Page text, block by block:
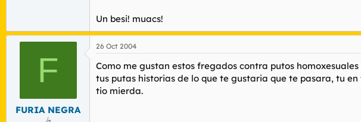
Un besi! muacs!
F
FURIA NEGRA
26 Oct 2004
Como me gustan estos fregados contra putos
tus putas historias de lo que te gustaria que te pasara, tu
tio mierda.